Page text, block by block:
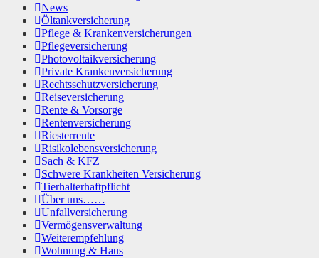
News
Öltankversicherung
Pflege & Krankenversicherungen
Pflegeversicherung
Photovoltaikversicherung
Private Krankenversicherung
Rechtsschutzversicherung
Reiseversicherung
Rente & Vorsorge
Rentenversicherung
Riesterrente
Risikolebensversicherung
Sach & KFZ
Schwere Krankheiten Versicherung
Tierhalterhaftpflicht
Über uns……
Unfallversicherung
Vermögensverwaltung
Weiterempfehlung
Wohnung & Haus